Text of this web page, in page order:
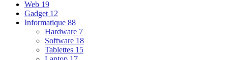
Web 19
Gadget 12
Informatique 88
Hardware 7
Software 18
Tablettes 15